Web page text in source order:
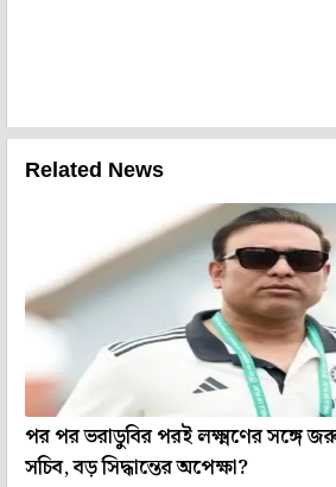
Related News
পর পর ভরাডুবির পরই লক্ষ্মণের সঙ্গে
সচিব, বড় সিদ্ধান্তের অপেক্ষা?